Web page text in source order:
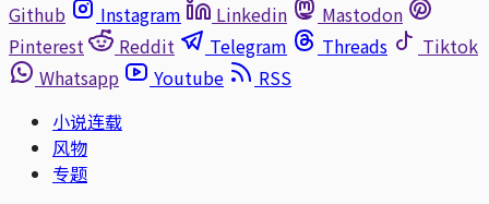
Github
Instagram Linkedin
Mastodon
Pinterest
Reddit Telegram Threads
Tiktok
Whatsapp
Youtube
RSS
小说连载
风物
专题